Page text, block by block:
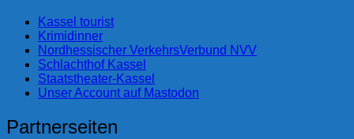
Kassel tourist
Krimidinner
Nordhessischer VerkehrsVerbund NVV
Schlachthof Kassel
Staatstheater-Kassel
Unser Account auf Mastodon
Partnerseiten